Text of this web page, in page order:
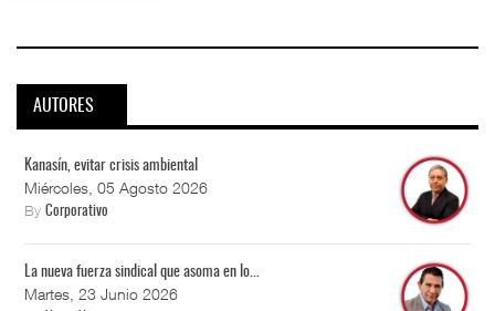
AUTORES
Kanasín, evitar crisis ambiental
Miércoles, 05 Agosto 2026
By Corporativo
La nueva fuerza sindical que asoma en lo...
Martes, 23 Junio 2026